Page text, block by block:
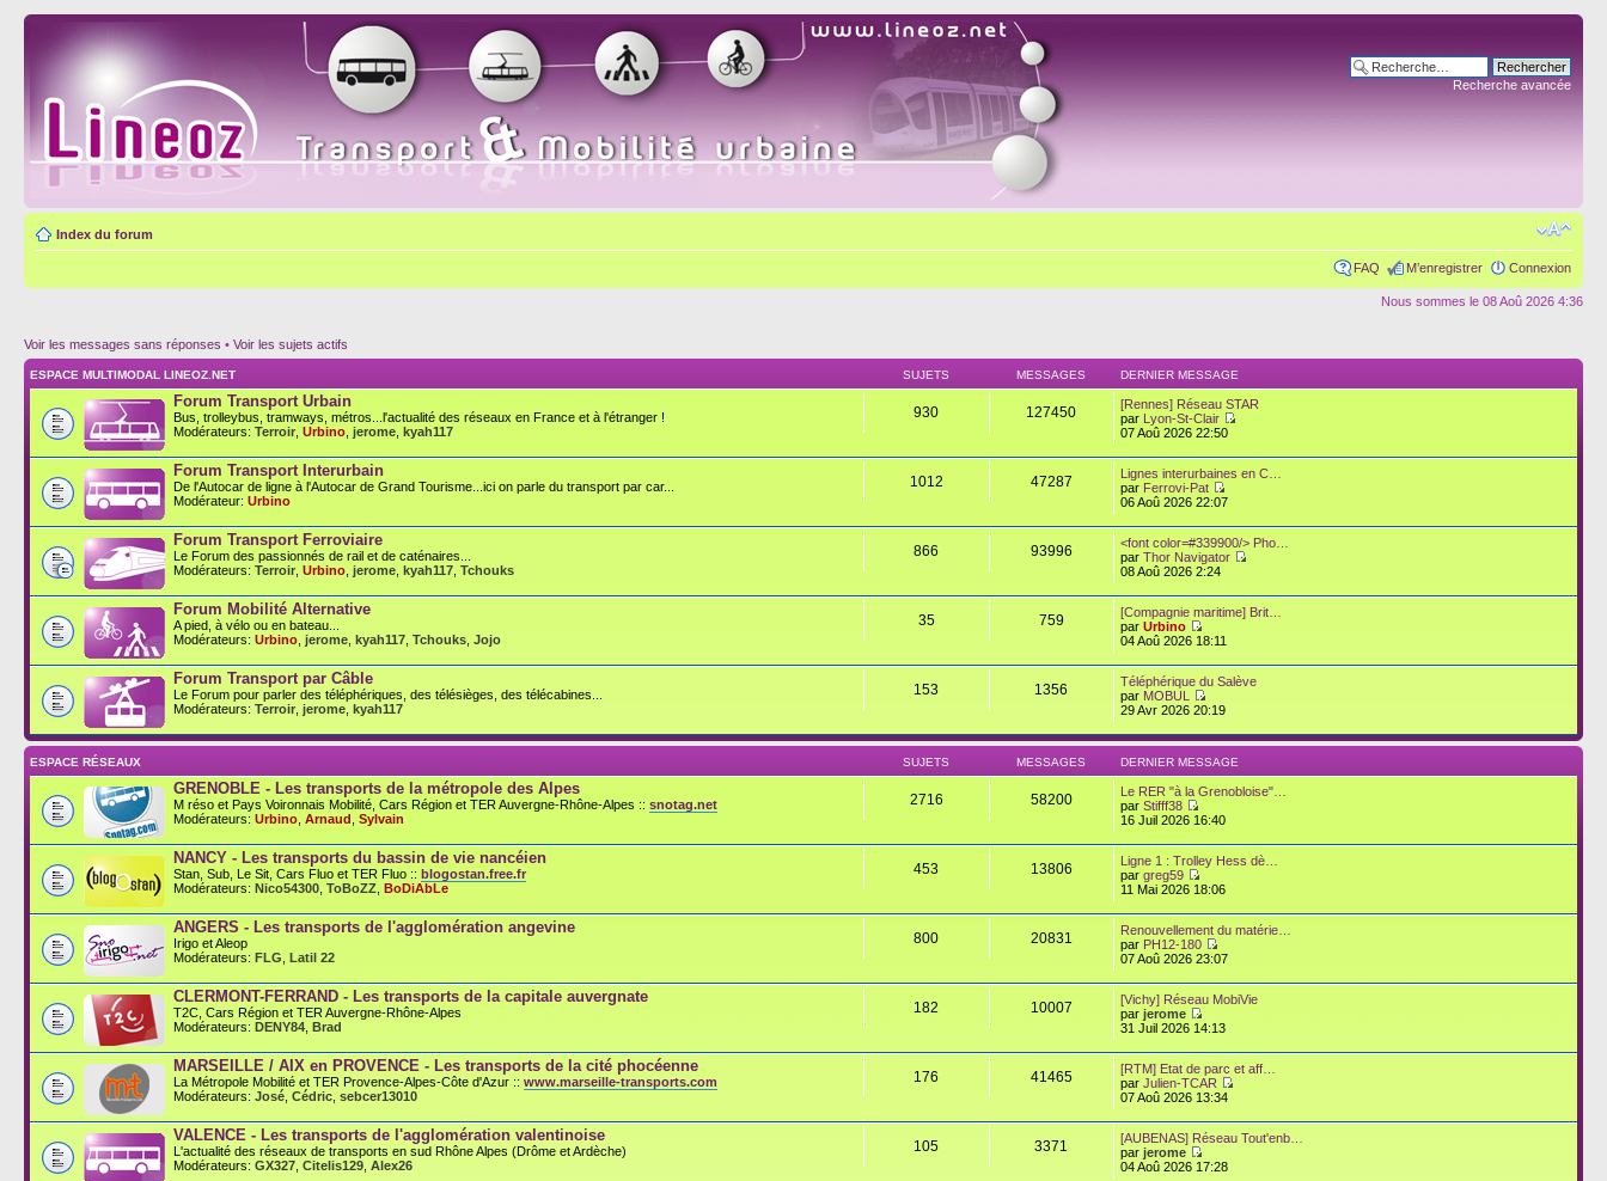
Recherche avancée
Index du forum
FAQ M’enregistrer Connexion
Nous sommes le 08 Aoû 2026 4:36
Voir les messages sans réponses • Voir les sujets actifs
ESPACE MULTIMODAL LINEOZ.NET SUJETS MESSAGES DERNIER MESSAGE
Forum Transport Urbain
Bus, trolleybus, tramways, métros...l'actualité des réseaux en France et à l'étranger !
Modérateurs: Terroir Urbino jerome kyah117
930 127450
[Rennes] Réseau STAR
par Lyon-St-Clair
07 Aoû 2026 22:50
Forum Transport Interurbain
De l'Autocar de ligne à l'Autocar de Grand Tourisme...ici on parle du transport par car...
Modérateur: Urbino
1012 47287
Lignes interurbaines en C…
par Ferrovi-Pat
06 Aoû 2026 22:07
Forum Transport Ferroviaire
Le Forum des passionnés de rail et de caténaires...
Modérateurs: Terroir Urbino jerome kyah117 Tchouks
866 93996
<font color=#339900/> Pho…
parThor Navigator
08 Aoû 2026 2:24
Forum Mobilité Alternative
A pied, à vélo ou en bateau...
Modérateurs: Urbino jerome kyah117 Tchouks Jojo
35 759
[Compagnie maritime] Brit…
parUrbino
04 Aoû 2026 18:11
Forum Transport par Câble
Le Forum pour parler des téléphériques, des télésièges, des télécabines...
Modérateurs: Terroir jerome kyah117
153 1356
Téléphérique du Salève
par MOBUL
29 Avr 2026 20:19
ESPACE RÉSEAUX SUJETS MESSAGES DERNIER MESSAGE
GRENOBLE - Les transports de la métropole des Alpes
M réso et Pays Voironnais Mobilité, Cars Région et TER Auvergne-Rhône-Alpes :: snotag.net
Modérateurs: Urbino Arnaud Sylvain
2716 58200
Le RER "à la Grenobloise"…
parStifff38
16 Juil 2026 16:40
NANCY - Les transports du bassin de vie nancéien
Stan, Sub, Le Sit, Cars Fluo et TER Fluo :: blogostan.free.fr
Modérateurs: Nico54300 ToBoZZ BoDiAbLe
453 13806
Ligne 1 : Trolley Hess dè…
pargreg59
11 Mai 2026 18:06
ANGERS - Les transports de l'agglomération angevine
Irigo et Aleop
Modérateurs: FLG Latil 22
800 20831
Renouvellement du matérie…
par PH12-180
07 Aoû 2026 23:07
CLERMONT-FERRAND - Les transports de la capitale auvergnate
T2C, Cars Région et TER Auvergne-Rhône-Alpes
Modérateurs: DENY84 Brad
182 10007
[Vichy] Réseau MobiVie
parjerome
31 Juil 2026 14:13
MARSEILLE / AIX en PROVENCE - Les transports de la cité phocéenne
La Métropole Mobilité et TER Provence-Alpes-Côte d'Azur :: www.marseille-transports.com
Modérateurs: José Cédric sebcer13010
176 41465
[RTM] Etat de parc et aff…
parJulien-TCAR
07 Aoû 2026 13:34
VALENCE - Les transports de l'agglomération valentinoise
L'actualité des réseaux de transports en sud Rhône Alpes (Drôme et Ardèche)
Modérateurs: GX327 Citelis129 Alex26
105 3371
[AUBENAS] Réseau Tout'enb…
parjerome
04 Aoû 2026 17:28